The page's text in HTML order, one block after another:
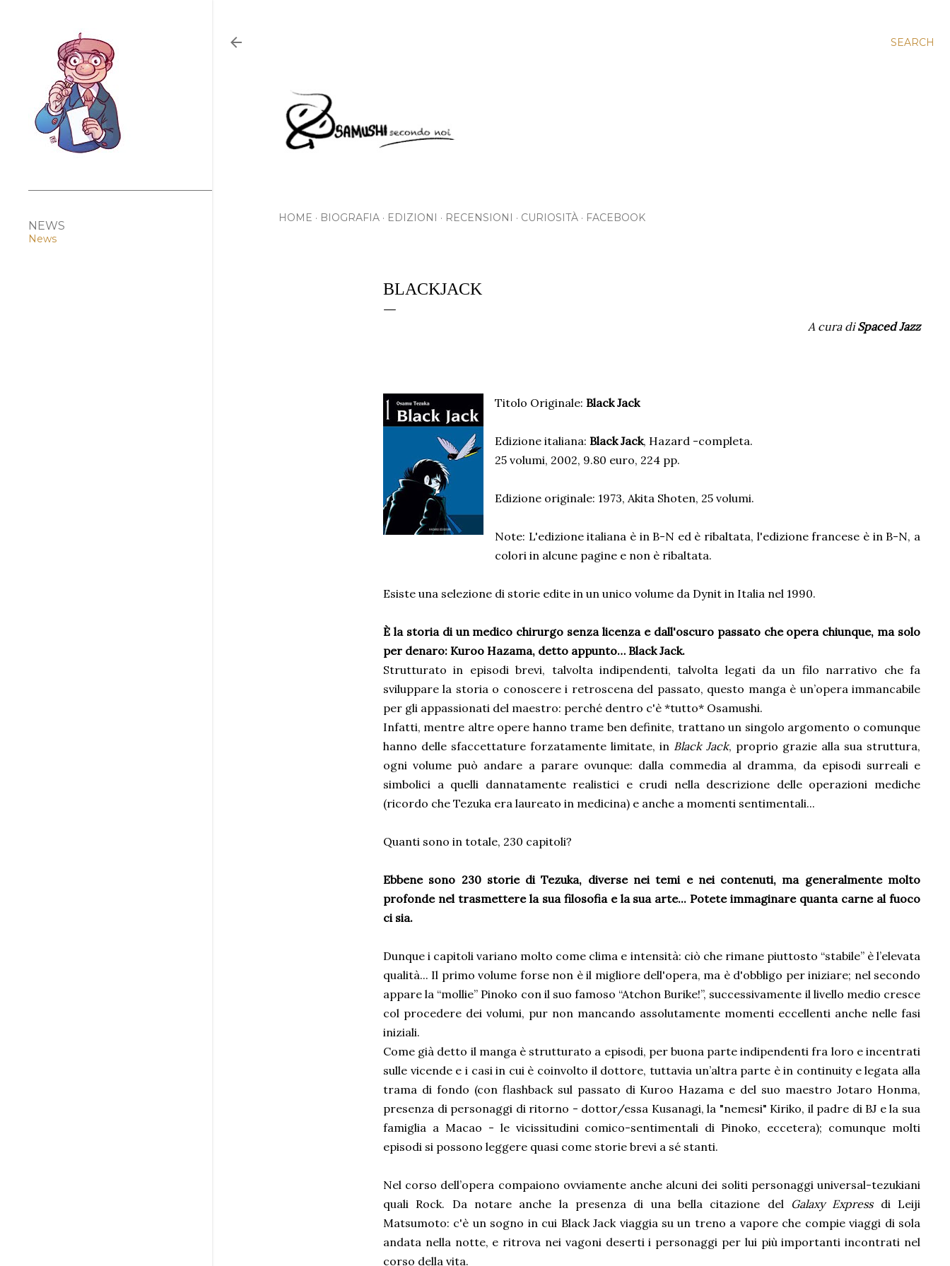
SEARCH
HOME BIOGRAFIA EDIZIONI RECENSIONI CURIOSITÀ FACEBOOK
BLACKJACK
A cura diSpaced Jazz
Titolo Originale: Black Jack
Edizione italiana: Black Jack, Hazard -completa.
25 volumi, 2002, 9.80 euro, 224 pp.
Edizione originale: 1973, Akita Shoten, 25 volumi.
Note: L'edizione italiana è in B-N ed è ribaltata, l'edizione francese è in B-N, a
colori in alcune pagine e non è ribaltata.
Esiste una selezione di storie edite in un unico volume da Dynit in Italia nel 1990.
È la storia di un medico chirurgo senza licenza e dall'oscuro passato che opera chiunque, ma solo
per denaro: Kuroo Hazama, detto appunto… Black Jack.
Strutturato in episodi brevi, talvolta indipendenti, talvolta legati da un filo narrativo che fa
sviluppare la storia o conoscere i retroscena del passato, questo manga è un’opera immancabile
per gli appassionati del maestro: perché dentro c'è *tutto* Osamushi.
Infatti, mentre altre opere hanno trame ben definite, trattano un singolo argomento o comunque
hanno delle sfaccettature forzatamente limitate, in Black Jack, proprio grazie alla sua struttura,
ogni volume può andare a parare ovunque: dalla commedia al dramma, da episodi surreali e
simbolici a quelli dannatamente realistici e crudi nella descrizione delle operazioni mediche
(ricordo che Tezuka era laureato in medicina) e anche a momenti sentimentali...
Quanti sono in totale, 230 capitoli?
Ebbene sono 230 storie di Tezuka, diverse nei temi e nei contenuti, ma generalmente molto
profonde nel trasmettere la sua filosofia e la sua arte... Potete immaginare quanta carne al fuoco
ci sia.
Dunque i capitoli variano molto come clima e intensità: ciò che rimane piuttosto “stabile” è l’elevata
qualità... Il primo volume forse non è il migliore dell'opera, ma è d'obbligo per iniziare; nel secondo
appare la “mollie” Pinoko con il suo famoso “Atchon Burike!”, successivamente il livello medio cresce
col procedere dei volumi, pur non mancando assolutamente momenti eccellenti anche nelle fasi
iniziali.
Come già detto il manga è strutturato a episodi, per buona parte indipendenti fra loro e incentrati
sulle vicende e i casi in cui è coinvolto il dottore, tuttavia un’altra parte è in continuity e legata alla
trama di fondo (con flashback sul passato di Kuroo Hazama e del suo maestro Jotaro Honma,
presenza di personaggi di ritorno - dottor/essa Kusanagi, la "nemesi" Kiriko, il padre di BJ e la sua
famiglia a Macao - le vicissitudini comico-sentimentali di Pinoko, eccetera); comunque molti
episodi si possono leggere quasi come storie brevi a sé stanti.
Nel corso dell’opera compaiono ovviamente anche alcuni dei soliti personaggi universal-tezukiani
quali Rock. Da notare anche la presenza di una bella citazione del Galaxy Expressdi Leiji
Matsumoto: c'è un sogno in cui Black Jack viaggia su un treno a vapore che compie viaggi di sola
andata nella notte, e ritrova nei vagoni deserti i personaggi per lui più importanti incontrati nel
corso della vita.
NEWS
News